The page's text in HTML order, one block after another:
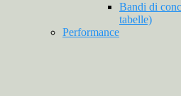
Bandi di
tabelle)
Performance